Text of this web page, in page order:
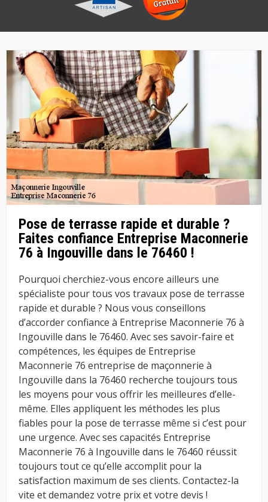
Pose de terrasse rapide et durable ?
Faites confiance Entreprise Maconnerie
76 à Ingouville dans le 76460 !
Pourquoi cherchiez-vous encore ailleurs une
spécialiste pour tous vos travaux pose de terrasse
rapide et durable ? Nous vous conseillons
d’accorder confiance à Entreprise Maconnerie 76 à
Ingouville dans le 76460. Avec ses savoir-faire et
compétences, les équipes de Entreprise
Maconnerie 76 entreprise de maçonnerie à
Ingouville dans la 76460 recherche toujours tous
les moyens pour vous offrir les meilleures d’elle-
même. Elles appliquent les méthodes les plus
fiables pour la pose de terrasse même si c’est pour
une urgence. Avec ses capacités Entreprise
Maconnerie 76 à Ingouville dans le 76460 réussit
toujours tout ce qu’elle accomplit pour la
satisfaction maximum de ses clients. Contactez-la
vite et demandez votre prix et votre devis !